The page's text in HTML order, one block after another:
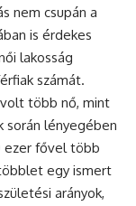
nem csupán a
is érdekes
lakosság
számát.
több nő, mint
során lényegében
ezer fővel több
egy ismert
arányok,